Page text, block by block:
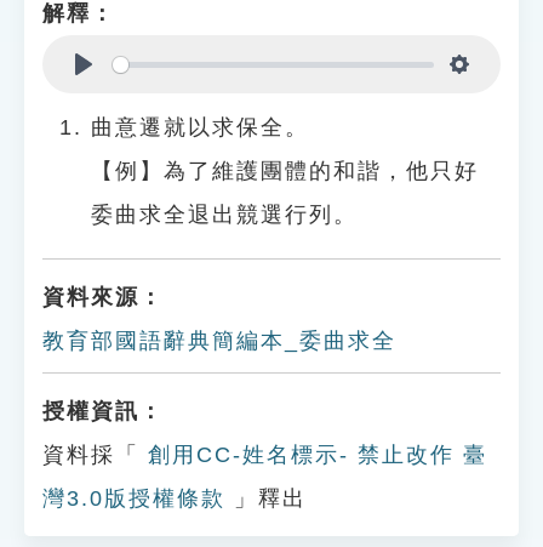
解釋：
曲意遷就以求保全。
【例】為了維護團體的和諧，他只好
委曲求全退出競選行列。
資料來源：
教育部國語辭典簡編本_委曲求全
授權資訊：
資料採「
創用CC-姓名標示- 禁止改作 臺
灣3.0版授權條款
」釋出